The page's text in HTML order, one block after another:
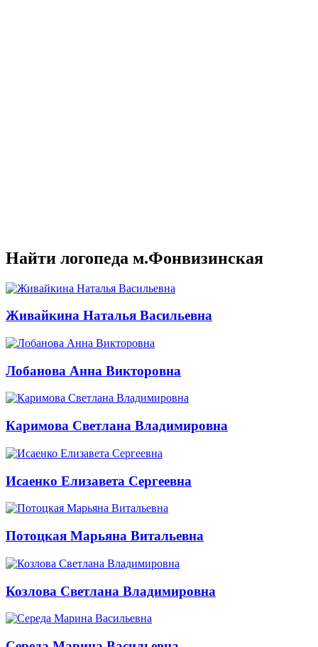
Найти логопеда м.Фонвизинская
Живайкина Наталья Васильевна
Лобанова Анна Викторовна
Каримова Светлана Владимировна
Исаенко Елизавета Сергеевна
Потоцкая Марьяна Витальевна
Козлова Светлана Владимировна